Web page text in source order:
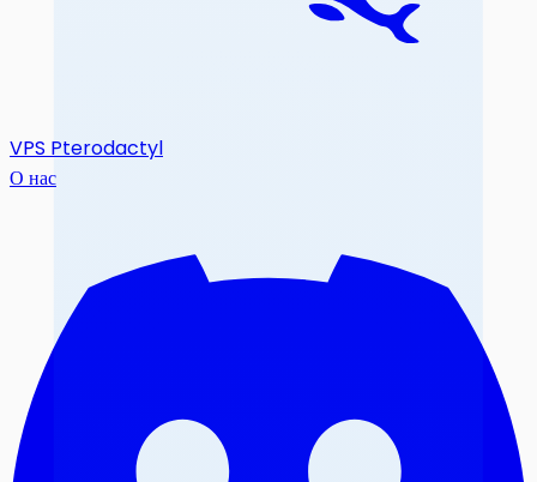
VPS Pterodactyl
О нас